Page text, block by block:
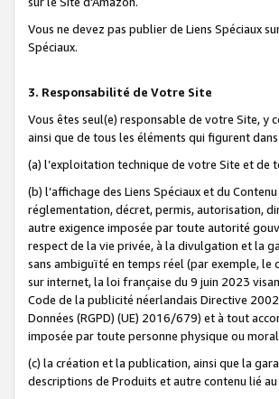
Vous ne devez pas publier de Liens Spéciaux
Spéciaux.
3. Responsabilité de Votre Site
Vous êtes seul(e) responsable de votre Site, y
ainsi que de tous les éléments qui figurent
(a) l’exploitation technique de votre Site et de
(b) l’affichage des Liens Spéciaux et du
réglementation, décret, permis, autorisation,
autre exigence imposée par toute autorité
respect de la vie privée, à la divulgation et la
sans ambiguïté en temps réel (par exemple, le
sur internet, la loi française du 9 juin 2023
Code de la publicité néerlandais Directive
Données (RGPD) (UE) 2016/679) et à tout
imposée par toute personne physique ou
(c) la création et la publication, ainsi que la
descriptions de Produits et autre contenu lié